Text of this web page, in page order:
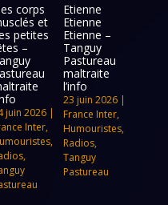
corps
et
petites
–
juin 2026|
Inter,
,
,
Etienne
Etienne
Etienne –
Tanguy
Pastureau
maltraite
l’info
23 juin 2026 |
France Inter,
Humouristes,
Radios,
Tanguy
Pastureau